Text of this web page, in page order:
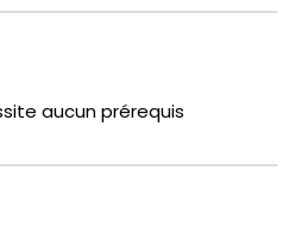
aucun prérequis